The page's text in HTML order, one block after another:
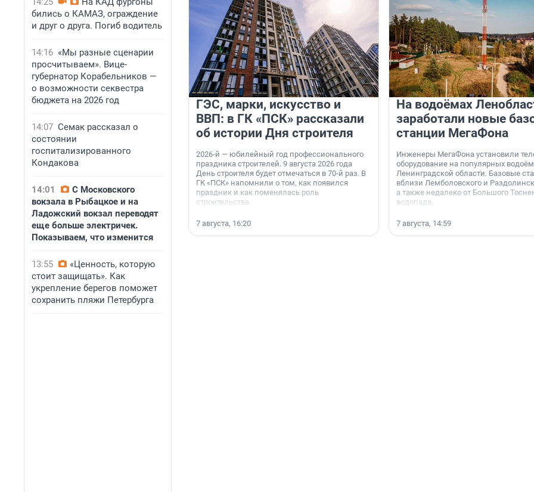
бились о КАМАЗ, ограждение
и друг о друга. Погиб водитель
14:16 «Мы разные сценарии
просчитываем». Вице-
губернатор Корабельников —
о возможности секвестра
бюджета на 2026 год
14:07 Семак рассказал о
состоянии
госпитализированного
Кондакова
14:01
С Московского
вокзала в Рыбацкое и на
Ладожский вокзал переводят
еще больше электричек.
Показываем, что изменится
13:55
«Ценность, которую
стоит защищать». Как
укрепление берегов поможет
сохранить пляжи Петербурга
ГЭС, марки, искусство и
ВВП: в ГК «ПСК» рассказали
об истории Дня строителя
2026-й — юбилейный год профессионального
праздника строителей. 9 августа 2026 года
День строителя будет отмечаться в 70-й раз. В
ГК «ПСК» напомнили о том, как появился
праздник и как поменялась роль
строительства.
7 августа, 16:20
На водоёмах
заработали новые
станции МегаФона
Инженеры МегаФона установили
оборудование на популярных
Ленинградской области. Базовые
вблизи Лемболовского и
а также недалеко от Большого
водопада.
7 августа, 14:59